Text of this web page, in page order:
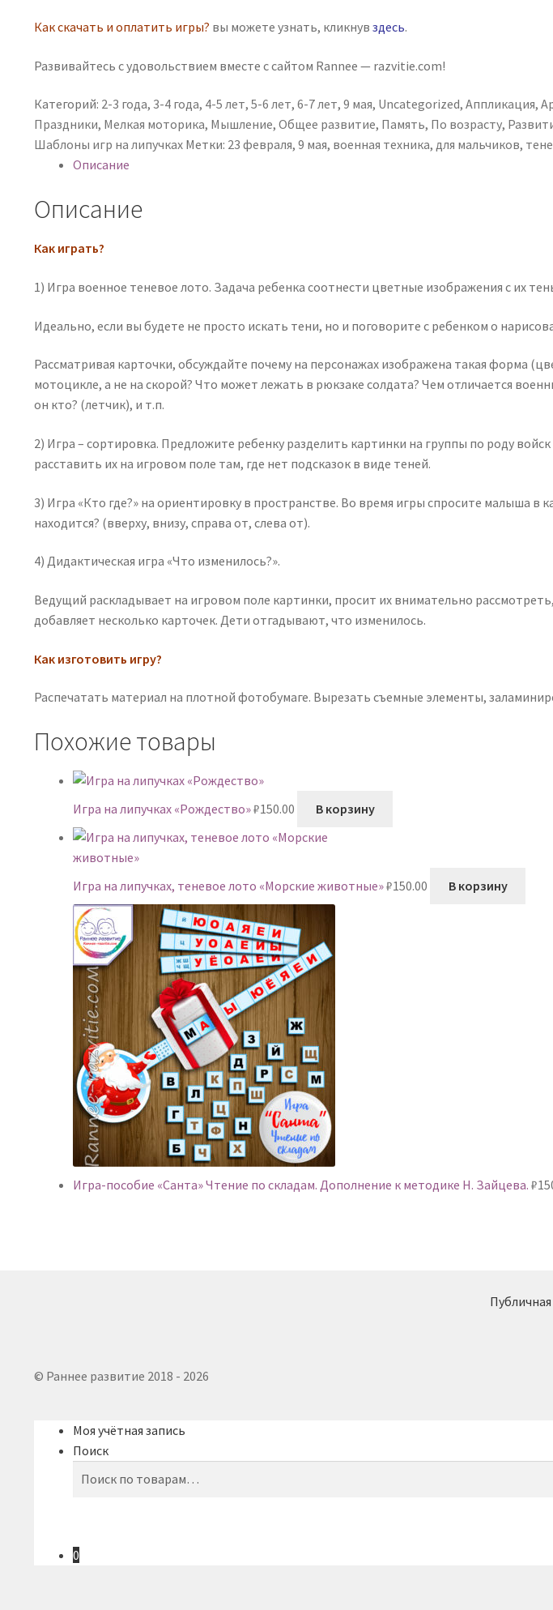
Как скачать и оплатить игры? вы можете узнать, кликнув здесь.
Развивайтесь с удовольствием вместе с сайтом Rannee — razvitie.com!
Категорий: 2-3 года, 3-4 года, 4-5 лет, 5-6 лет, 6-7 лет, 9 мая, Uncategorized, Аппликация,
Праздники, Мелкая моторика, Мышление, Общее развитие, Память, По возрасту,
Шаблоны игр на липучках Метки: 23 февраля, 9 мая, военная техника, для мальчиков,
Описание
Описание
Как играть?
1) Игра военное теневое лото. Задача ребенка соотнести цветные изображения с их
Идеально, если вы будете не просто искать тени, но и поговорите с ребенком о
Рассматривая карточки, обсуждайте почему на персонажах изображена такая форма
мотоцикле, а не на скорой? Что может лежать в рюкзаке солдата? Чем отличается
он кто? (летчик), и т.п.
2) Игра – сортировка. Предложите ребенку разделить картинки на группы по роду
расставить их на игровом поле там, где нет подсказок в виде теней.
3) Игра «Кто где?» на ориентировку в пространстве. Во время игры спросите малыша
находится? (вверху, внизу, справа от, слева от).
4) Дидактическая игра «Что изменилось?».
Ведущий раскладывает на игровом поле картинки, просит их внимательно
добавляет несколько карточек. Дети отгадывают, что изменилось.
Как изготовить игру?
Распечатать материал на плотной фотобумаге. Вырезать съемные элементы,
Похожие товары
Игра на липучках «Рождество»₽150.00 В корзину
Игра на липучках, теневое лото «Морские животные»₽150.00 В корзину
Игра-пособие «Санта» Чтение по складам. Дополнение к методике Н. Зайцева. ₽
© Раннее развитие 2018 - 2026
Моя учётная запись
Поиск
0